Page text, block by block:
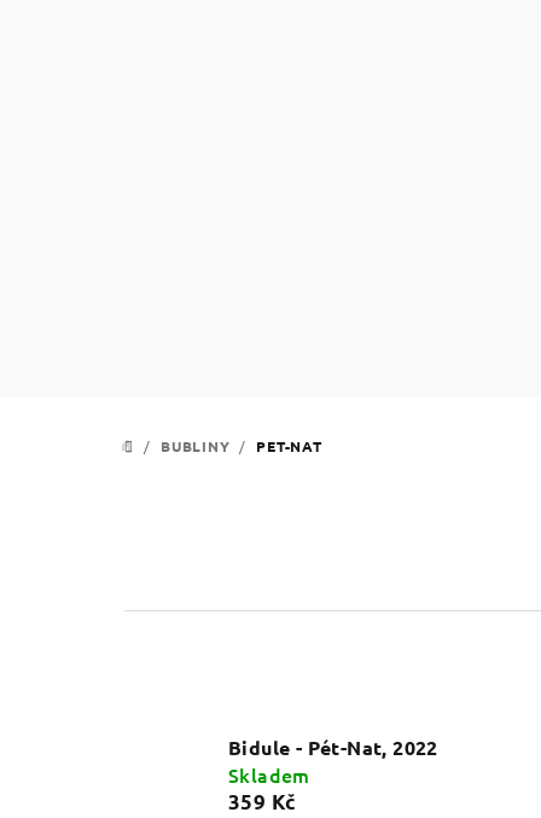
DOMŮ
/ BUBLINY / PET-NAT
Bidule - Pét-Nat, 2022
Skladem
359 Kč